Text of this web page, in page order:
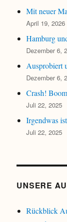
Mit neuer
April 19, 2026
Hamburg
Dezember 6,
Ausprobiert
Dezember 6,
Crash!
Juli 22, 2025
Irgendwas
Juli 22, 2025
UNSERE
Rückblick